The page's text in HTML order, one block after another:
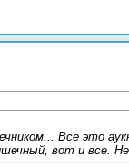
Все это
вот и все.